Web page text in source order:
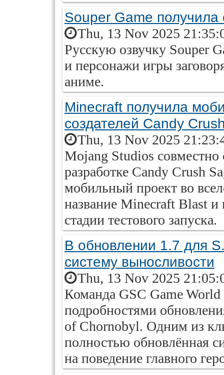
Souper Game получила
Thu, 13 Nov 2025
Русскую озвучку Souper
и персонажи игры
аниме.
Minecraft получила
создателей Candy
Thu, 13 Nov 2025
Mojang Studios совместно
разработке Candy Crush
мобильный проект во
название Minecraft Blast
стадии тестового запуска.
В обновлении 1.7 для
систему выносливости
Thu, 13 Nov 2025
Команда GSC Game
подробностями
of Chornobyl. Одним из
полностью обновлённая
на поведение главного